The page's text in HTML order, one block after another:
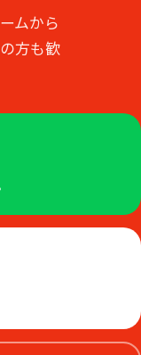
ムから
方も歓